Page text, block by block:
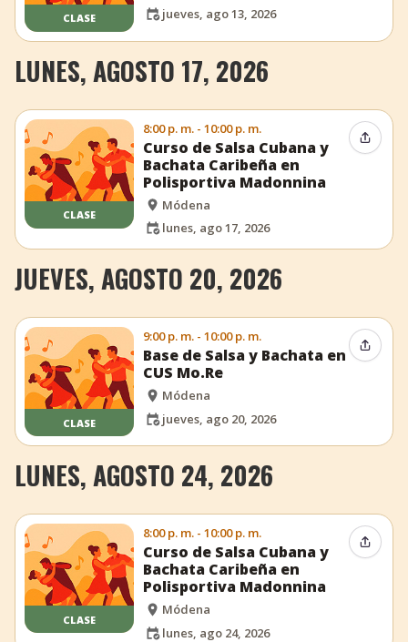
CLASE
jueves, ago 13, 2026
LUNES, AGOSTO 17, 2026
CLASE
8:00 p. m. - 10:00 p. m.
Curso de Salsa Cubana y
Bachata Caribeña en
Polisportiva Madonnina
Módena
lunes, ago 17, 2026
JUEVES, AGOSTO 20, 2026
CLASE
9:00 p. m. - 10:00 p. m.
Base de Salsa y Bachata en
CUS Mo.Re
Módena
jueves, ago 20, 2026
LUNES, AGOSTO 24, 2026
CLASE
8:00 p. m. - 10:00 p. m.
Curso de Salsa Cubana y
Bachata Caribeña en
Polisportiva Madonnina
Módena
lunes, ago 24, 2026